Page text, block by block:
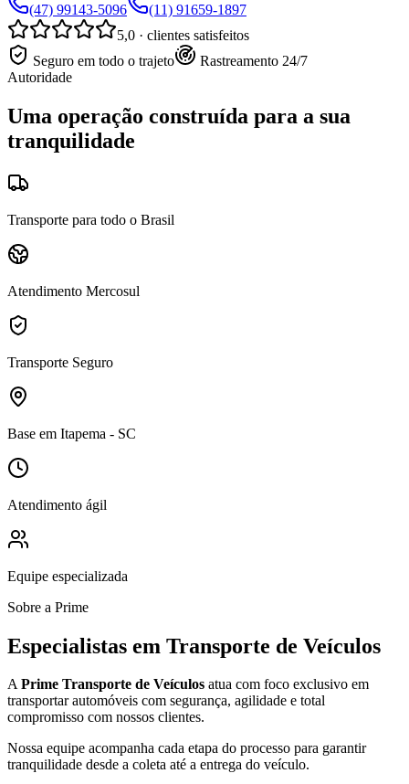
(47) 99143-5096
(11) 91659-1897
5,0 · clientes satisfeitos
Seguro em todo o trajeto
Rastreamento 24/7
Autoridade
Uma operação construída para a sua
tranquilidade
Transporte para todo o Brasil
Atendimento Mercosul
Transporte Seguro
Base em Itapema - SC
Atendimento ágil
Equipe especializada
Sobre a Prime
Especialistas em Transporte de Veículos
APrime Transporte de Veículos atua com foco exclusivo em
transportar automóveis com segurança, agilidade e total
compromisso com nossos clientes.
Nossa equipe acompanha cada etapa do processo para garantir
tranquilidade desde a coleta até a entrega do veículo.